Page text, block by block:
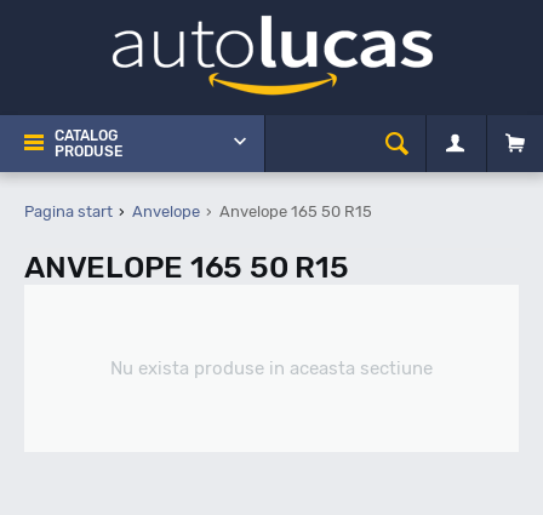
CATALOG
PRODUSE
Pagina start Anvelope Anvelope 165 50 R15
ANVELOPE 165 50 R15
Nu exista produse in aceasta sectiune